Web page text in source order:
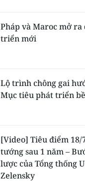
Pháp và Maroc mở
triển mới
Lộ trình chông gai
Mục tiêu phát triển
[Video] Tiêu điểm 18/
tướng sau 1 năm –
lược của Tổng thống
Zelensky